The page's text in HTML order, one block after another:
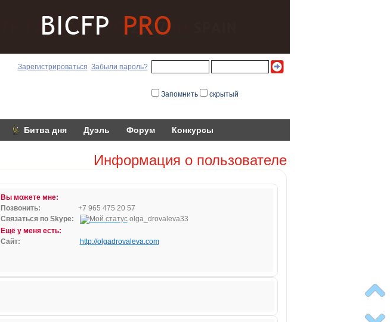
Зарегистрироваться Забыли пароль?
Запомнить скрытый
Битва дня Дуэль Форум Конкурсы
Информация о пользователе
Вы можете мне:
Позвонить:
+7 965 475 20 57
Связаться по Skype:
olga_drovaleva33
Ещё у меня есть:
Сайт:
http://olgadrovaleva.com